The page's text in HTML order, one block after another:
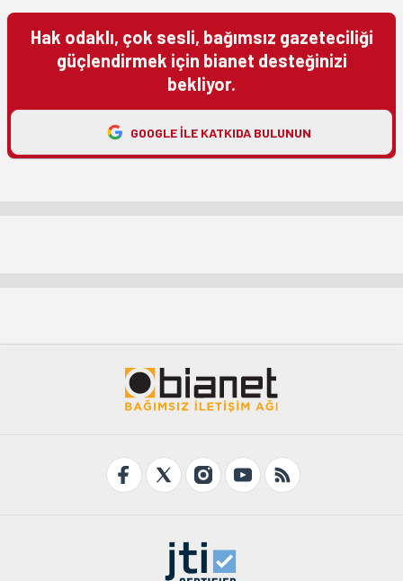
Hak odaklı, çok sesli, bağımsız gazeteciliği
güçlendirmek için bianet desteğinizi
bekliyor.
GOOGLE ILE KATKIDA BULUNUN